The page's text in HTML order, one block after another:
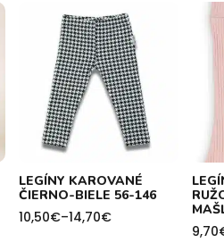
LEGÍNY KAROVANÉ
ČIERNO-BIELE 56-146
10,50€–14,70€
Price
9,70